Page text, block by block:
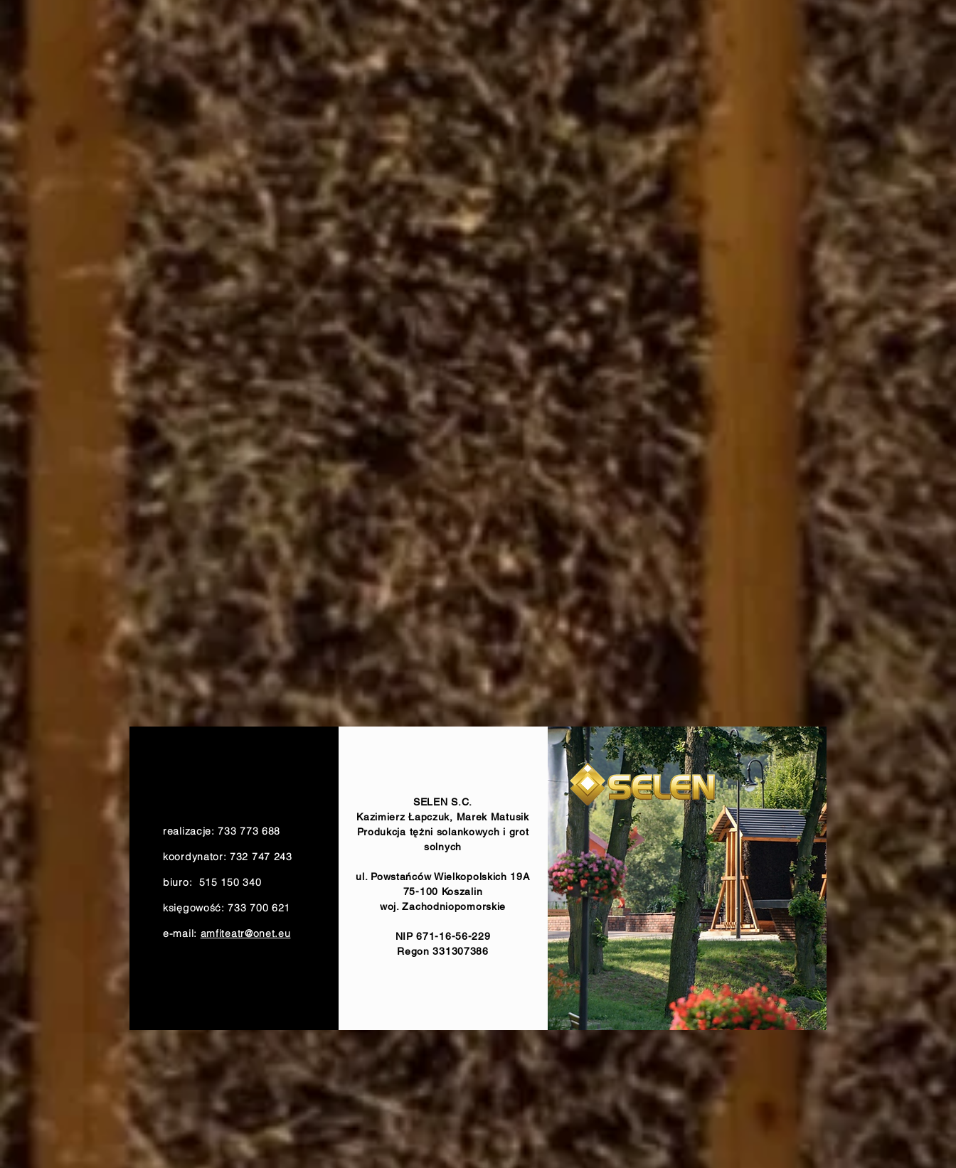
realizacje: 733 773 688
koordynator: 732 747 243
biuro: 515 150 340
księgowość: 733 700 621
e-mail: amfiteatr@onet.eu
SELEN S.C.
Kazimierz Łapczuk, Marek Matusik
Produkcja tężni solankowych i grot
solnych
ul. Powstańców Wielkopolskich 19A
75-100 Koszalin
woj. Zachodniopomorskie
NIP 671-16-56-229
Regon 331307386